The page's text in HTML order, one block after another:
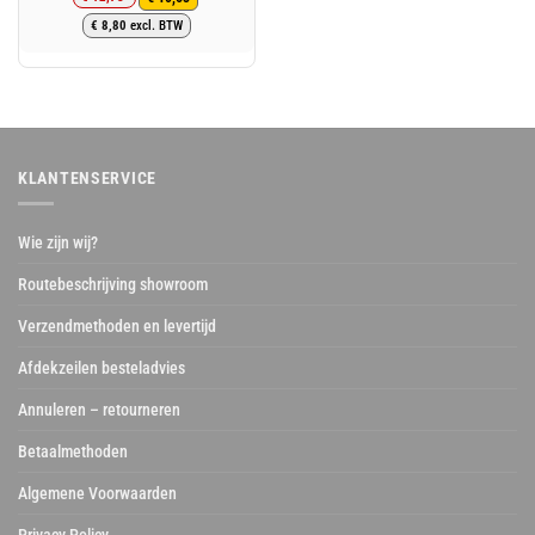
Oorspronkelijke
prijs
€ 12,78.
Huidige
prijs
€ 10,65.
€ 8,80 excl. BTW
KLANTENSERVICE
Wie zijn wij?
Routebeschrijving showroom
Verzendmethoden en levertijd
Afdekzeilen besteladvies
Annuleren – retourneren
Betaalmethoden
Algemene Voorwaarden